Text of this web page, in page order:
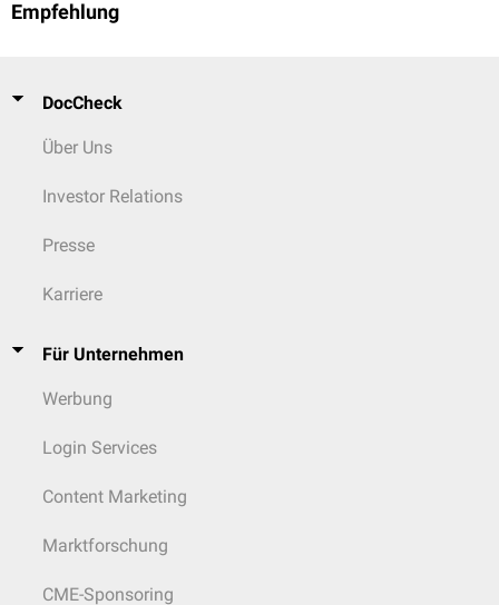
Empfehlung
DocCheck
Über Uns
Investor Relations
Presse
Karriere
Für Unternehmen
Werbung
Login Services
Content Marketing
Marktforschung
CME-Sponsoring